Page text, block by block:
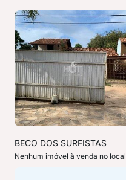
BECO DOS SURFISTAS
Nenhum imóvel à venda no local